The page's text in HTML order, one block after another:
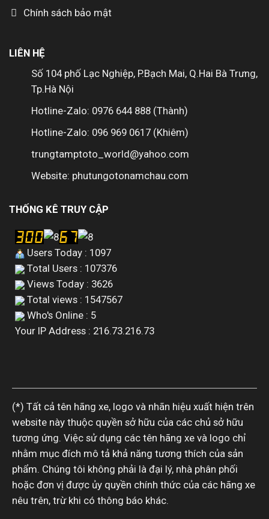
Chính sách bảo mật
LIÊN HỆ
Số 104 phố Lạc Nghiệp, P.Bạch Mai, Q.Hai Bà Trưng,
Tp.Hà Nội
Hotline-Zalo: 0976 644 888 (Thành)
Hotline-Zalo: 096 969 0617 (Khiêm)
trungtamptoto_world@yahoo.com
Website: phutungotonamchau.com
THỐNG KÊ TRUY CẬP
Users Today : 1097
Total Users : 107376
Views Today : 3626
Total views : 1547567
Who's Online : 5
Your IP Address : 216.73.216.73
(*) Tất cả tên hãng xe, logo và nhãn hiệu xuất hiện trên
website này thuộc quyền sở hữu của các chủ sở hữu
tương ứng. Việc sử dụng các tên hãng xe và logo chỉ
nhằm mục đích mô tả khả năng tương thích của sản
phẩm. Chúng tôi không phải là đại lý, nhà phân phối
hoặc đơn vị được ủy quyền chính thức của các hãng xe
nêu trên, trừ khi có thông báo khác.